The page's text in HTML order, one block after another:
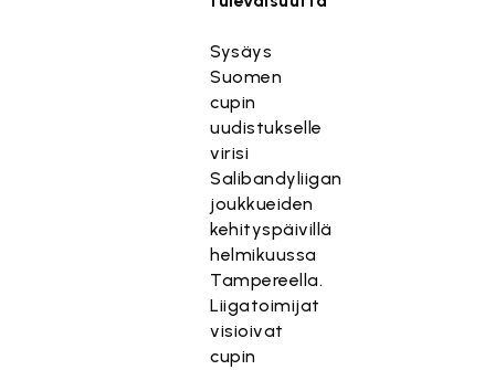
Sysäys
Suomen
cupin
uudistukselle
virisi
Salibandyliigan
joukkueiden
kehityspäivillä
helmikuussa
Tampereella.
Liigatoimijat
visioivat
cupin